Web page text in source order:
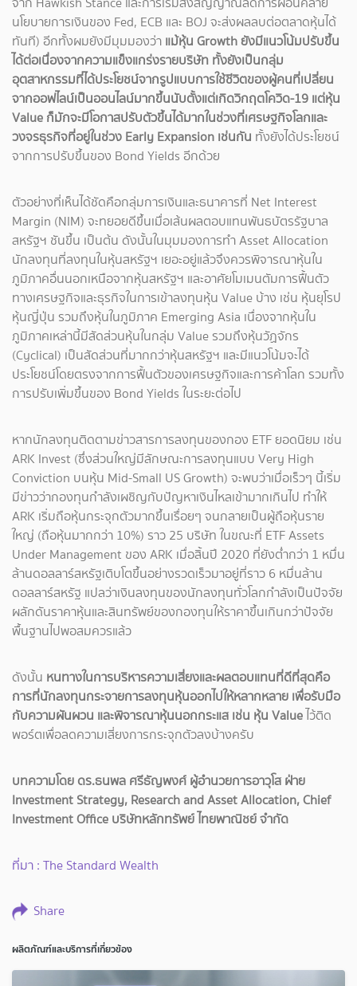
นโยบายการเงินของ Fed, ECB และ BOJ จะส่งผลลบต่อตลาดหุ้นได้
ทันที) อีกทั้งผมยังมีมุมมองว่า แม้หุ้น Growth ยังมีแนวโน้มปรับขึ้น
ได้ต่อเนื่องจากความแข็งแกร่งรายบริษัท ทั้งยังเป็นกลุ่ม
อุตสาหกรรมที่ได้ประโยชน์จากรูปแบบการใช้ชีวิตของผู้คนที่เปลี่ยน
จากออฟไลน์เป็นออนไลน์มากขึ้นนับตั้งแต่เกิดวิกฤตโควิด-19 แต่หุ้น
Value ก็มักจะมีโอกาสปรับตัวขึ้นได้มากในช่วงที่เศรษฐกิจโลกและ
วงจรธุรกิจที่อยู่ในช่วง Early Expansion เช่นกัน ทั้งยังได้ประโยชน์
จากการปรับขึ้นของ Bond Yields อีกด้วย
ตัวอย่างที่เห็นได้ชัดคือกลุ่มการเงินและธนาคารที่ Net Interest
Margin (NIM) จะทยอยดีขึ้นเมื่อเส้นผลตอบแทนพันธบัตรรัฐบาล
สหรัฐฯ ชันขึ้น เป็นต้น ดังนั้นในมุมมองการทำ Asset Allocation
นักลงทุนที่ลงทุนในหุ้นสหรัฐฯ เยอะอยู่แล้วจึงควรพิจารณาหุ้นใน
ภูมิภาคอื่นนอกเหนือจากหุ้นสหรัฐฯ และอาศัยโมเมนตัมการฟื้นตัว
ทางเศรษฐกิจและธุรกิจในการเข้าลงทุนหุ้น Value บ้าง เช่น หุ้นยุโรป
หุ้นญี่ปุ่น รวมถึงหุ้นในภูมิภาค Emerging Asia เนื่องจากหุ้นใน
ภูมิภาคเหล่านี้มีสัดส่วนหุ้นในกลุ่ม Value รวมถึงหุ้นวัฏจักร
(Cyclical) เป็นสัดส่วนที่มากกว่าหุ้นสหรัฐฯ และมีแนวโน้มจะได้
ประโยชน์โดยตรงจากการฟื้นตัวของเศรษฐกิจและการค้าโลก รวมทั้ง
การปรับเพิ่มขึ้นของ Bond Yields ในระยะต่อไป
หากนักลงทุนติดตามข่าวสารการลงทุนของกอง ETF ยอดนิยม เช่น
ARK Invest (ซึ่งส่วนใหญ่มีลักษณะการลงทุนแบบ Very High
Conviction บนหุ้น Mid-Small US Growth) จะพบว่าเมื่อเร็วๆ นี้เริ่ม
มีข่าวว่ากองทุนกำลังเผชิญกับปัญหาเงินไหลเข้ามากเกินไป ทำให้
ARK เริ่มถือหุ้นกระจุกตัวมากขึ้นเรื่อยๆ จนกลายเป็นผู้ถือหุ้นราย
ใหญ่ (ถือหุ้นมากกว่า 10%) ราว 25 บริษัท ในขณะที่ ETF Assets
Under Management ของ ARK เมื่อสิ้นปี 2020 ที่ยังต่ำกว่า 1 หมื่น
ล้านดอลลาร์สหรัฐเติบโตขึ้นอย่างรวดเร็วมาอยู่ที่ราว 6 หมื่นล้าน
ดอลลาร์สหรัฐ แปลว่าเงินลงทุนของนักลงทุนทั่วโลกกำลังเป็นปัจจัย
ผลักดันราคาหุ้นและสินทรัพย์ของกองทุนให้ราคาขึ้นเกินกว่าปัจจัย
พื้นฐานไปพอสมควรแล้ว
ดังนั้น หนทางในการบริหารความเสี่ยงและผลตอบแทนที่ดีที่สุดคือ
การที่นักลงทุนกระจายการลงทุนหุ้นออกไปให้หลากหลาย เพื่อรับมือ
กับความผันผวน และพิจารณาหุ้นนอกกระแส เช่น หุ้น Value ไว้ติด
พอร์ตเพื่อลดความเสี่ยงการกระจุกตัวลงบ้างครับ
บทความโดย ดร.ธนพล ศรีธัญพงศ์ ผู้อำนวยการอาวุโส ฝ่าย
Investment Strategy, Research and Asset Allocation, Chief
Investment Office บริษัทหลักทรัพย์ ไทยพาณิชย์ จำกัด
ที่มา : The Standard Wealth
Share
ผลิตภัณฑ์และบริการที่เกี่ยวข้อง